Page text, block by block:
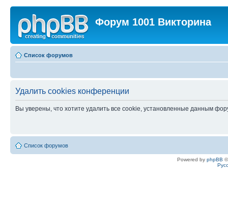
Форум 1001 Викторина
Список форумов
Удалить cookies конференции
Вы уверены, что хотите удалить все cookie, установленные данным
Список форумов
Powered by phpBB